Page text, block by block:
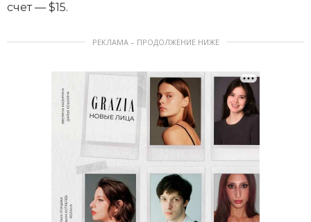
счет — $15.
РЕКЛАМА – ПРОДОЛЖЕНИЕ НИЖЕ